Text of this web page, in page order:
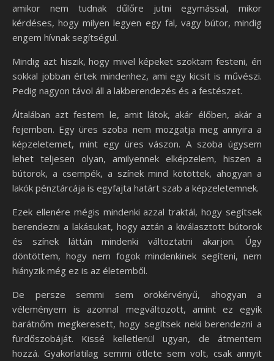
amikor nem tudnak dűlőre jutni egymással, mikor
kérdéses, hogy milyen legyen egy fal, vagy bútor, mindig
engem hívnak segítségül.
Mindig azt hiszik, hogy mivel képeket szoktam festeni, én
sokkal jobban értek mindenhez, ami egy kicsit is művészi.
Pedig nagyon távol áll a lakberendezés és a festészet.
Általában azt festem le, amit látok, akár élőben, akár a
fejemben. Egy üres szoba nem mozgatja meg annyira a
képzeletemet, mint egy üres vászon. A szoba úgysem
lehet teljesen olyan, amilyennek elképzelem, hiszen a
bútorok, a csempék, a színek mind kötöttek, ahogyan a
lakók pénztárcája is egyfajta határt szab a képzeletemnek.
Ezek ellenére mégis mindenki azzal traktál, hogy segítsek
berendezni a lakásukat, hogy aztán a kiválasztott bútorok
és színek láttán mindenki változtatni akarjon. Úgy
döntöttem, hogy nem fogok mindenkinek segíteni, nem
hiányzik még ez is az életemből.
De persze semmi sem örökérvényű, ahogyan a
véleményem is azonnal megváltozott, amint ez egyik
barátnőm megkeresett, hogy segítsek neki berendezni a
fürdőszobáját. Kissé kelletlenül ugyan, de átmentem
hozzá. Gyakorlatilag semmi ötlete sem volt, csak annyit